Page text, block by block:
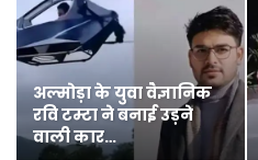
अल्मोड़ा के युवा वैज्ञानिक
रवि टम्टा ने बनाई उड़ने
वाली कार…